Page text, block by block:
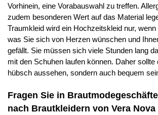
Vorhinein, eine Vorabauswahl zu treffen.
zudem besonderen Wert auf das Material
Traumkleid wird ein Hochzeitskleid nur,
was Sie sich von Herzen wünschen und
gefällt. Sie müssen sich viele Stunden lang
mit den Schuhen laufen können. Daher sollte
hübsch aussehen, sondern auch bequem
Fragen Sie in
nach Brautkleidern von Vera Nova